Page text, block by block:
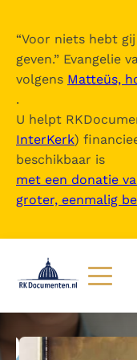
“Voor niets hebt
geven.” Evangelie
volgens Matteüs,
.
U helpt
InterKerk)
beschikbaar is
met een donatie
groter, eenmalig
Lezen
Documenten